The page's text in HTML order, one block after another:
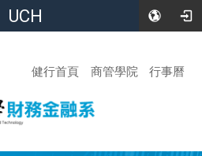
UCH
健行首頁
商管學院 行事曆